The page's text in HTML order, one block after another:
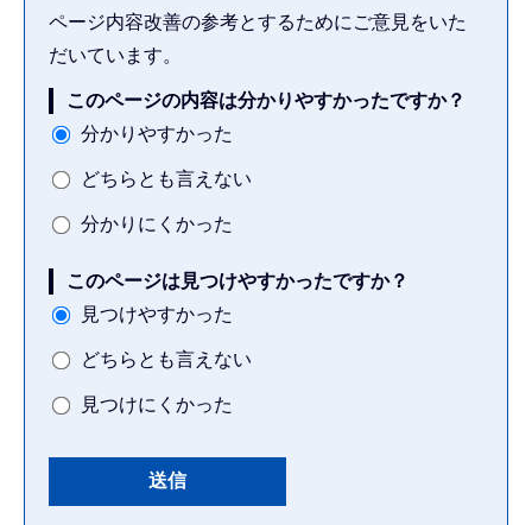
ページ内容改善の参考とするためにご意見をいた
だいています。
このページの内容は分かりやすかったですか？
分かりやすかった
どちらとも言えない
分かりにくかった
このページは見つけやすかったですか？
見つけやすかった
どちらとも言えない
見つけにくかった